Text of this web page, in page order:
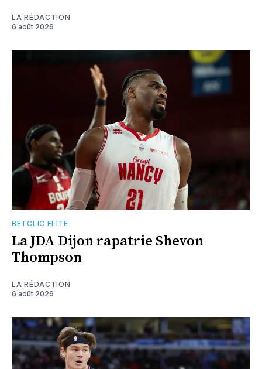
LA RÉDACTION
6 août 2026
BETCLIC ELITE
La JDA Dijon rapatrie Shevon
Thompson
LA RÉDACTION
6 août 2026